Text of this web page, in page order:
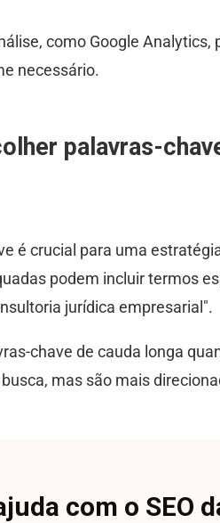
como Google
necessário.
palavras-
é crucial para uma
podem incluir termos
jurídica empresarial".
chave de cauda longa
mas são mais
com o SEO